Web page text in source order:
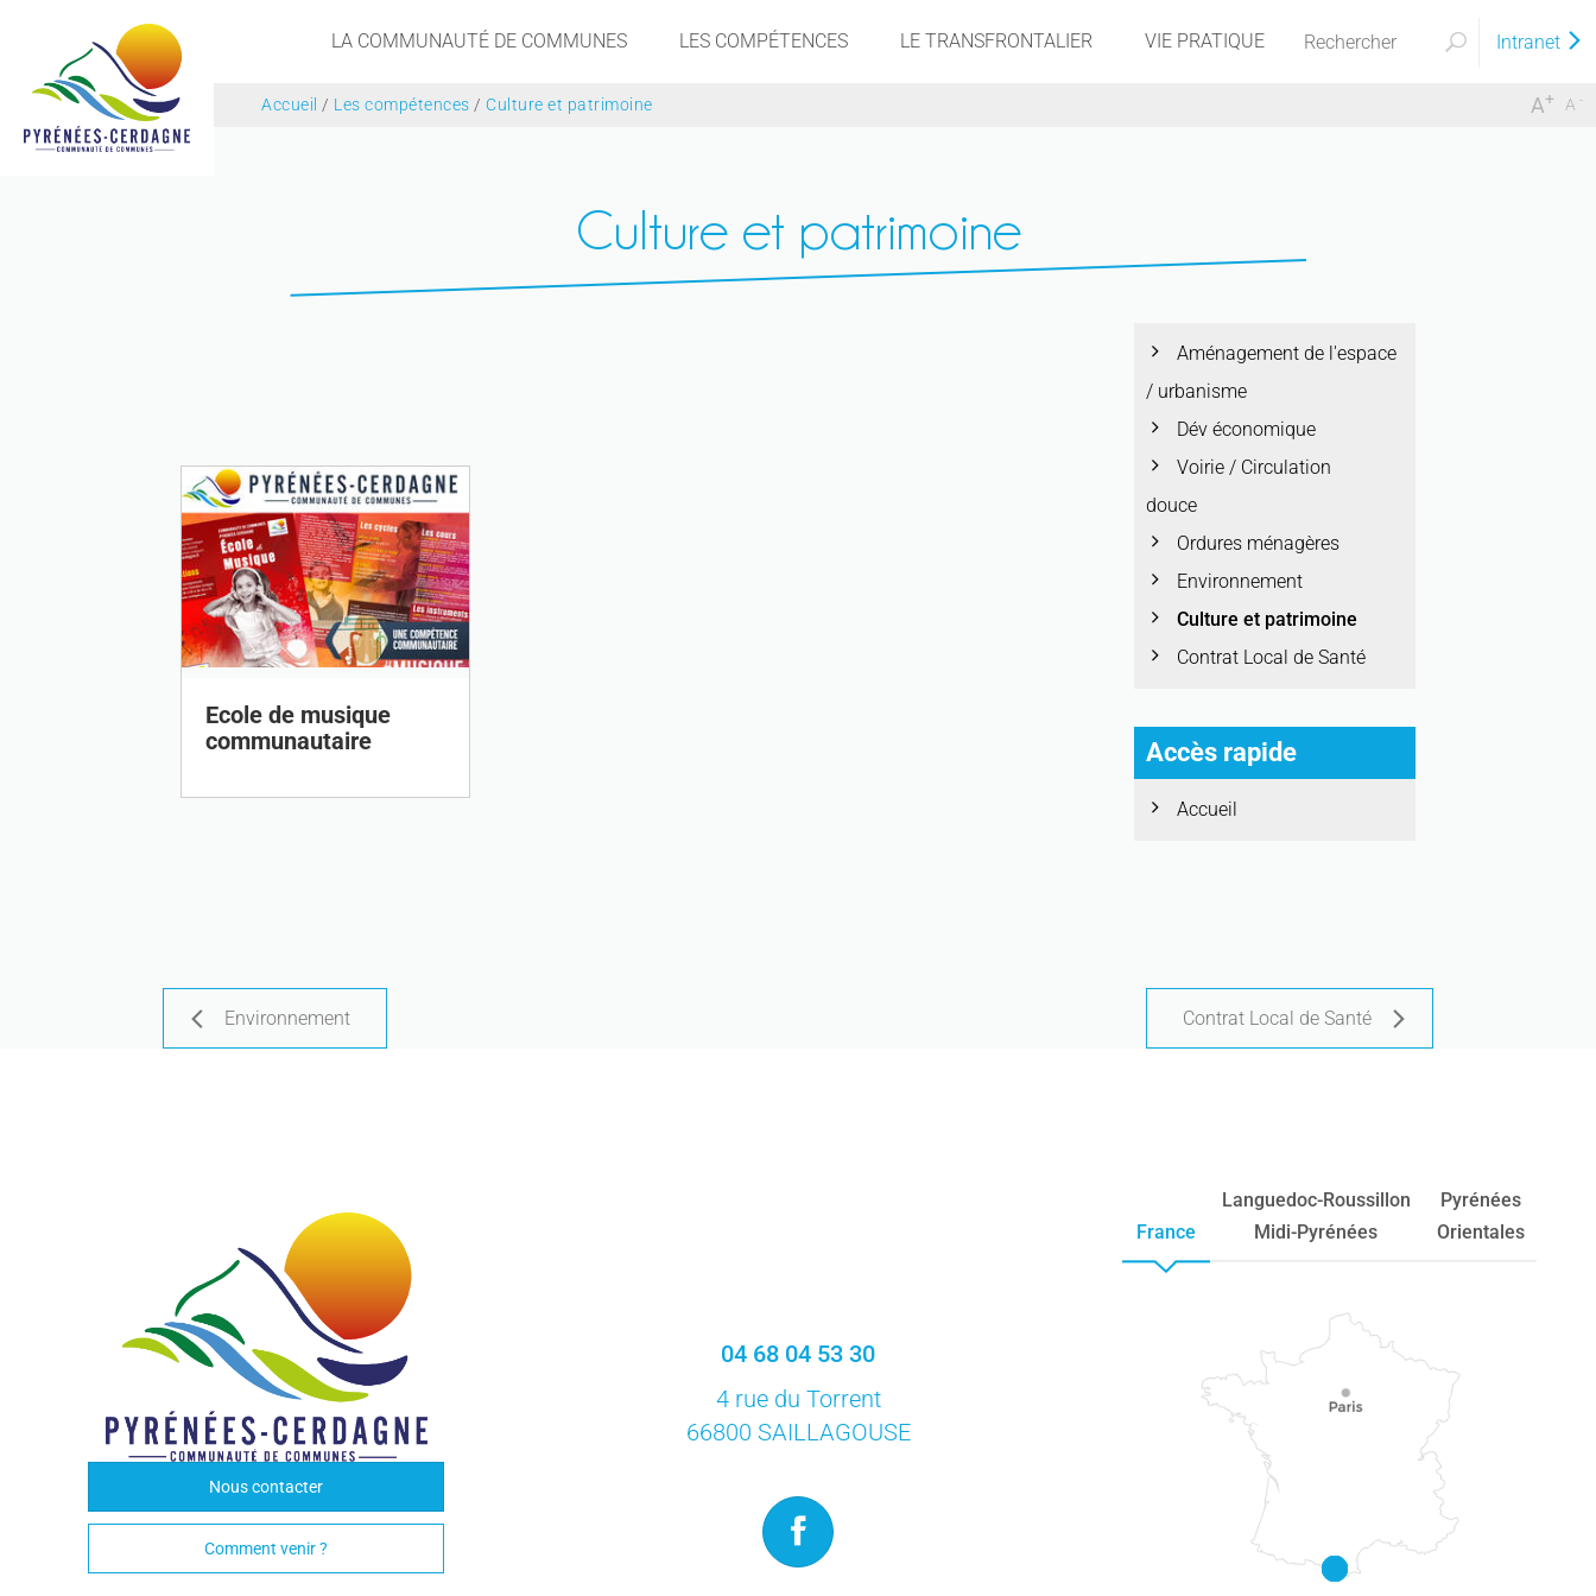
LA COMMUNAUTÉ DE COMMUNES LES COMPÉTENCES LE TRANSFRONTALIER VIE PRATIQUE Intranet
-
A
+
A
Accueil / Les compétences / Culture et patrimoine
Culture et patrimoine
Ecole de musique
communautaire
Aménagement de l'espace
/ urbanisme
Dév économique
Voirie / Circulation
douce
Ordures ménagères
Environnement
Culture et patrimoine
Contrat Local de Santé
Accès rapide
Accueil
Environnement Contrat Local de Santé
Nous contacter
Comment venir ?
04 68 04 53 30
4 rue du Torrent
66800 SAILLAGOUSE
France
Languedoc-Roussillon
Midi-Pyrénées
Pyrénées
Orientales